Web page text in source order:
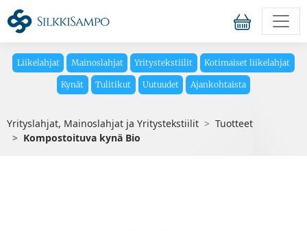
Liikelahjat Mainoslahjat Yritystekstiilit Kotimaiset liikelahjat
Kynät Tulitikut Uutuudet Ajankohtaista
Yrityslahjat, Mainoslahjat ja Yritystekstiilit
Tuotteet
Kompostoituva kynä Bio